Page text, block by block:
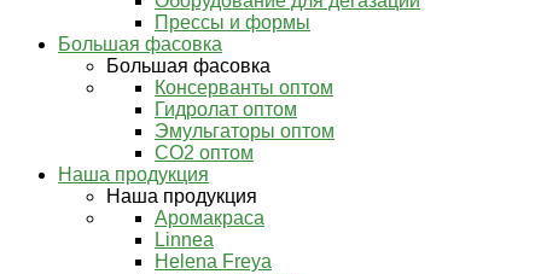
Прессы и формы
Большая фасовка
Большая фасовка
Консерванты оптом
Гидролат оптом
Эмульгаторы оптом
СО2 оптом
Наша продукция
Наша продукция
Аромакраса
Linnea
Helena Freya